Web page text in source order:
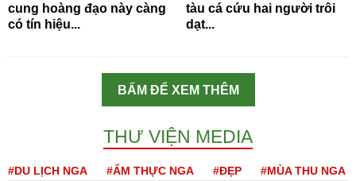
cung hoàng đạo này càng
có tín hiệu...
tàu cá cứu hai người trôi
dạt...
BẤM ĐỂ XEM THÊM
THƯ VIỆN MEDIA
#DU LỊCH NGA #ẨM THỰC NGA #ĐẸP #MÙA THU NGA